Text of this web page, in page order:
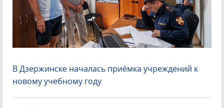
В Дзержинске началась приёмка учреждений к
новому учебному году